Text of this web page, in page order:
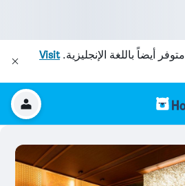
متوفر أيضاً باللغة الإنجليزية.Visit